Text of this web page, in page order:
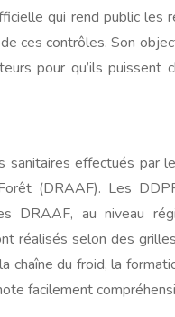
qui rend public
ces contrôles. Son
pour qu’ils
sanitaires effectués
(DRAAF). Les
DRAAF, au niveau
réalisés selon des
chaîne du froid, la
facilement